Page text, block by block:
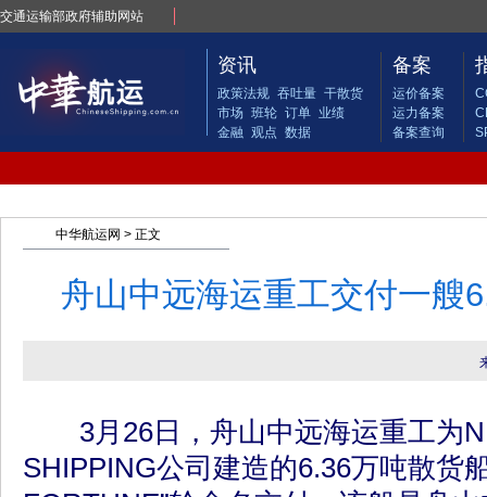
交通运输部政府辅助网站
资讯
政策法规 吞吐量 干散货
市场 班轮 订单 业绩
金融 观点 数据
备案
运价备案
运力备案
备案查询
中华航运网 > 正文
舟山中远海运重工交付一艘
3月26日，舟山中远海运重工为
SHIPPING公司建造的6.36万吨散货